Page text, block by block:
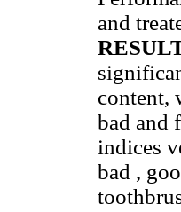
and
content,
bad and
indices
bad ,